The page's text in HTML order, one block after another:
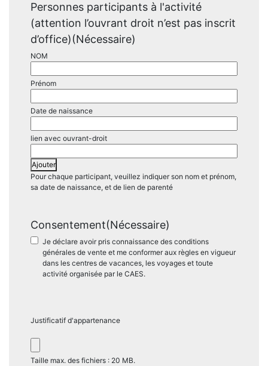
Personnes participants à l'activité
(attention l’ouvrant droit n’est pas inscrit
d’office)(Nécessaire)
Ajouter
Pour chaque participant, veuillez indiquer son nom et prénom,
sa date de naissance, et de lien de parenté
Consentement(Nécessaire)
Je déclare avoir pris connaissance des conditions
générales de vente et me conformer aux règles en vigueur
dans les centres de vacances, les voyages et toute
activité organisée par le CAES.
Justificatif d'appartenance
Taille max. des fichiers : 20 MB.